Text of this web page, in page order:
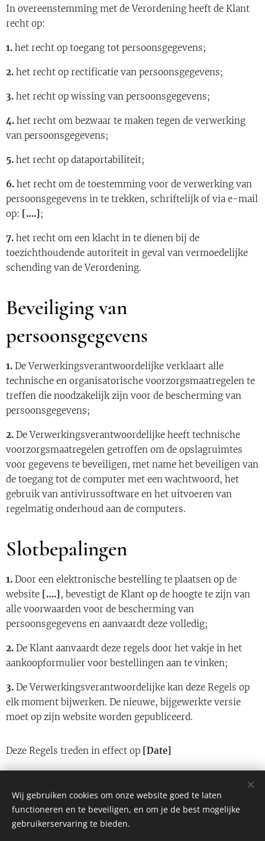
In overeenstemming met de Verordening heeft de Klant
recht op:
1. het recht op toegang tot persoonsgegevens;
2. het recht op rectificatie van persoonsgegevens;
3. het recht op wissing van persoonsgegevens;
4. het recht om bezwaar te maken tegen de verwerking
van persoonsgegevens;
5. het recht op dataportabiliteit;
6. het recht om de toestemming voor de verwerking van
persoonsgegevens in te trekken, schriftelijk of via e-mail
op: [….];
7. het recht om een klacht in te dienen bij de
toezichthoudende autoriteit in geval van vermoedelijke
schending van de Verordening.
Beveiliging van
persoonsgegevens
1. De Verwerkingsverantwoordelijke verklaart alle
technische en organisatorische voorzorgsmaatregelen te
treffen die noodzakelijk zijn voor de bescherming van
persoonsgegevens;
2. De Verwerkingsverantwoordelijke heeft technische
voorzorgsmaatregelen getroffen om de opslagruimtes
voor gegevens te beveiligen, met name het beveiligen van
de toegang tot de computer met een wachtwoord, het
gebruik van antivirussoftware en het uitvoeren van
regelmatig onderhoud aan de computers.
Slotbepalingen
1. Door een elektronische bestelling te plaatsen op de
website [….], bevestigt de Klant op de hoogte te zijn van
alle voorwaarden voor de bescherming van
persoonsgegevens en aanvaardt deze volledig;
2. De Klant aanvaardt deze regels door het vakje in het
aankoopformulier voor bestellingen aan te vinken;
3. De Verwerkingsverantwoordelijke kan deze Regels op
elk moment bijwerken. De nieuwe, bijgewerkte versie
moet op zijn website worden gepubliceerd.
Deze Regels treden in effect op [Date]
© 2024 Alle rechten voorbehouden
Wij gebruiken cookies om onze website goed te laten
functioneren en te beveiligen, en om je de best mogelijke
gebruikerservaring te bieden.